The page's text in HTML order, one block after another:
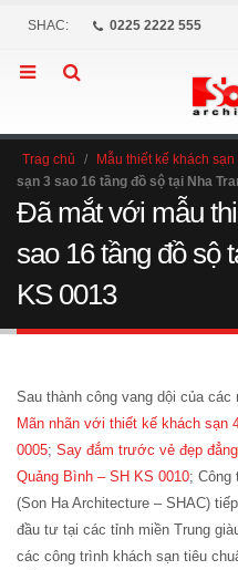
SHAC: 0225 2222 555
Trag chủ / Mẫu thiết kế khách sạn
sạn 3 sao 16 tầng đồ sộ tại Nha
Đã mắt với mẫu
sao 16 tầng đồ sộ
KS 0013
Sau thành công vang dội của
Mãn nhãn với thiết kế khách sạn
0005; Say đắm trước vẻ đẹp
Quảng Bình – SH KS 0010; Công
(Son Ha Architecture – SHAC)
đầu tư tại các tỉnh miền Trung
các công trình khách sạn tiêu